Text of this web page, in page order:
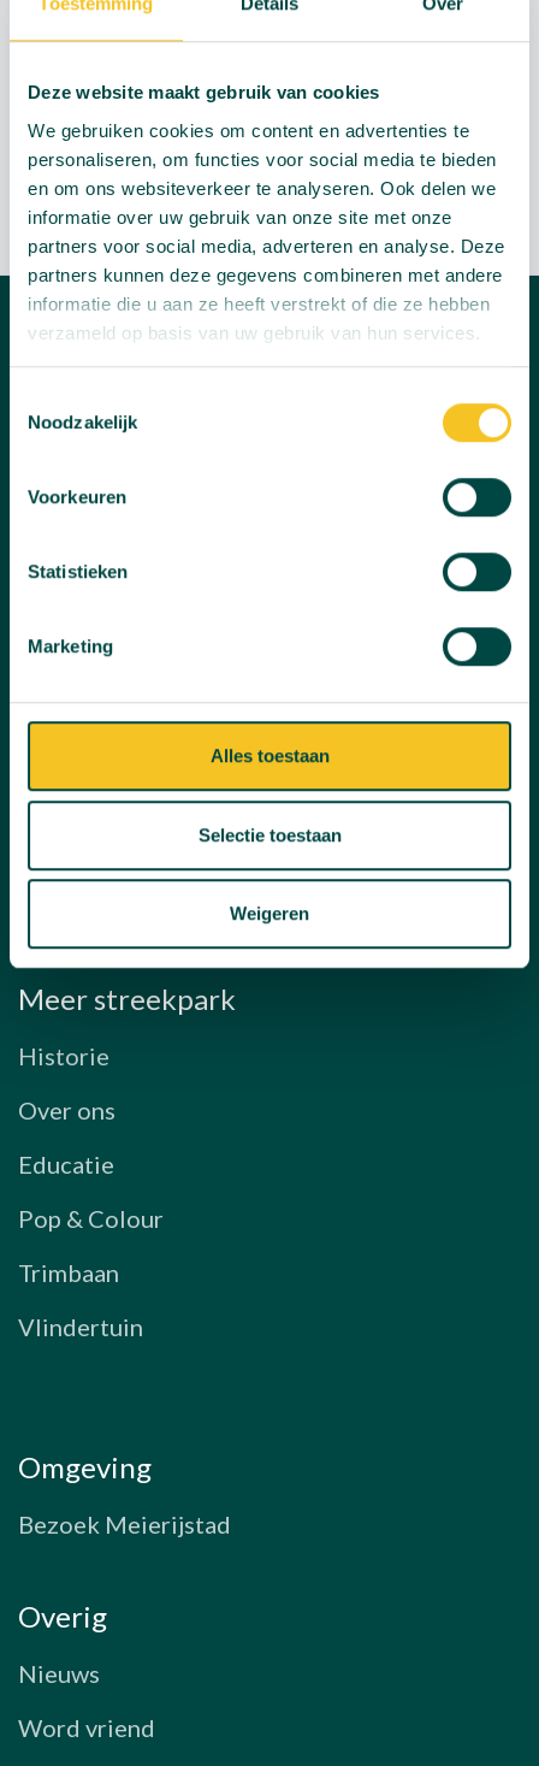
Deze website maakt gebruik van cookies
We gebruiken cookies om content en advertenties te
personaliseren, om functies voor social media te bieden
en om ons websiteverkeer te analyseren. Ook delen we
informatie over uw gebruik van onze site met onze
partners voor social media, adverteren en analyse. Deze
partners kunnen deze gegevens combineren met andere
informatie die u aan ze heeft verstrekt of die ze hebben
verzameld op basis van uw gebruik van hun services.
Noodzakelijk
Voorkeuren
Statistieken
Marketing
Alles toestaan
Selectie toestaan
Weigeren
Wist je dat de levendige kleuren en patronen op de
vlinders hen de fantasierijke bijnaam: 'vliegende
bloemen' hebben opgeleverd?
Streekpark Kienehoef
Kinderboerderij
Uitjesrooi
Land van Kien
Camping De Kienehoef
Golfbaan De Schoot
Meer streekpark
Historie
Over ons
Educatie
Pop & Colour
Trimbaan
Vlindertuin
Omgeving
Bezoek Meierijstad
Overig
Nieuws
Word vriend